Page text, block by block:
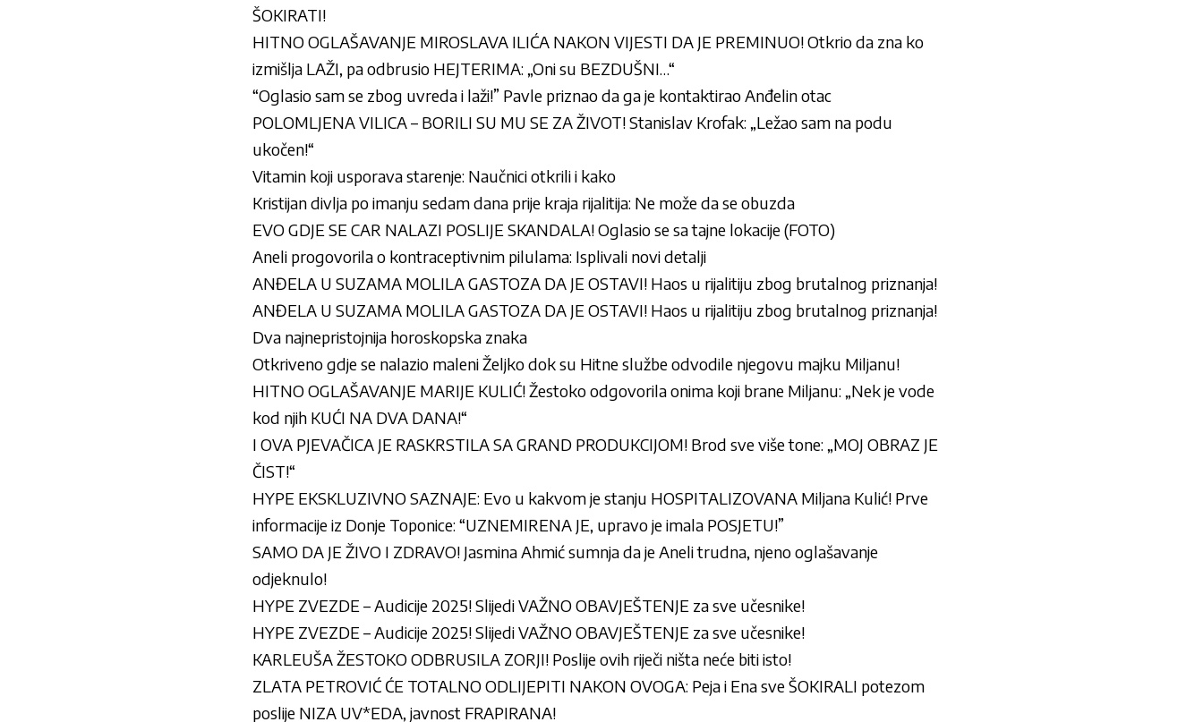
ŠOKIRATI!
HITNO OGLAŠAVANJE MIROSLAVA ILIĆA NAKON VIJESTI DA JE PREMINUO! Otkrio da zna ko
izmišlja LAŽI, pa odbrusio HEJTERIMA: „Oni su BEZDUŠNI…“
“Oglasio sam se zbog uvreda i laži!” Pavle priznao da ga je kontaktirao Anđelin otac
POLOMLJENA VILICA – BORILI SU MU SE ZA ŽIVOT! Stanislav Krofak: „Ležao sam na podu
ukočen!“
Vitamin koji usporava starenje: Naučnici otkrili i kako
Kristijan divlja po imanju sedam dana prije kraja rijalitija: Ne može da se obuzda
EVO GDJE SE CAR NALAZI POSLIJE SKANDALA! Oglasio se sa tajne lokacije (FOTO)
Aneli progovorila o kontraceptivnim pilulama: Isplivali novi detalji
ANĐELA U SUZAMA MOLILA GASTOZA DA JE OSTAVI! Haos u rijalitiju zbog brutalnog priznanja!
ANĐELA U SUZAMA MOLILA GASTOZA DA JE OSTAVI! Haos u rijalitiju zbog brutalnog priznanja!
Dva najnepristojnija horoskopska znaka
Otkriveno gdje se nalazio maleni Željko dok su Hitne službe odvodile njegovu majku Miljanu!
HITNO OGLAŠAVANJE MARIJE KULIĆ! Žestoko odgovorila onima koji brane Miljanu: „Nek je vode
kod njih KUĆI NA DVA DANA!“
I OVA PJEVAČICA JE RASKRSTILA SA GRAND PRODUKCIJOM! Brod sve više tone: „MOJ OBRAZ JE
ČIST!“
HYPE EKSKLUZIVNO SAZNAJE: Evo u kakvom je stanju HOSPITALIZOVANA Miljana Kulić! Prve
informacije iz Donje Toponice: “UZNEMIRENA JE, upravo je imala POSJETU!”
SAMO DA JE ŽIVO I ZDRAVO! Jasmina Ahmić sumnja da je Aneli trudna, njeno oglašavanje
odjeknulo!
HYPE ZVEZDE – Audicije 2025! Slijedi VAŽNO OBAVJEŠTENJE za sve učesnike!
HYPE ZVEZDE – Audicije 2025! Slijedi VAŽNO OBAVJEŠTENJE za sve učesnike!
KARLEUŠA ŽESTOKO ODBRUSILA ZORJI! Poslije ovih riječi ništa neće biti isto!
ZLATA PETROVIĆ ĆE TOTALNO ODLIJEPITI NAKON OVOGA: Peja i Ena sve ŠOKIRALI potezom
poslije NIZA UV*EDA, javnost FRAPIRANA!